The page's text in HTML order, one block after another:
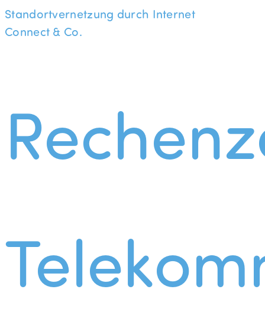
Standortvernetzung durch Internet
Connect & Co.